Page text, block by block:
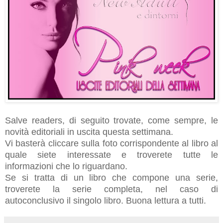
Salve readers, di seguito trovate, come sempre, le
novità editoriali in uscita questa settimana.
Vi basterà cliccare sulla foto corrispondente al libro al
quale siete interessate e troverete tutte le
informazioni che lo riguardano.
Se si tratta di un libro che compone una serie,
troverete la serie completa, nel caso di
autoconclusivo il singolo libro. Buona lettura a tutti.